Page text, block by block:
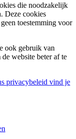
die noodzakelijk
Deze cookies
toestemming voor
ook gebruik van
website beter af te
privacybeleid vind je